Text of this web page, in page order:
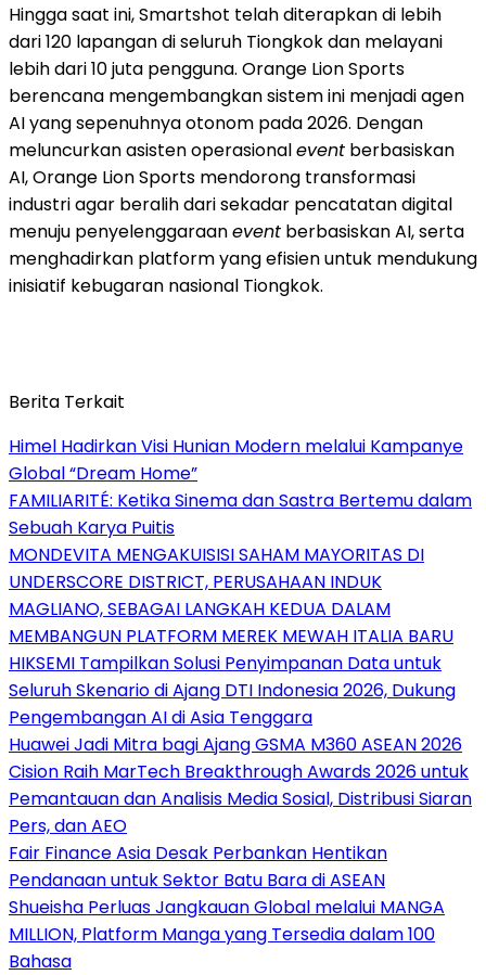
Hingga saat ini, Smartshot telah diterapkan di lebih
dari 120 lapangan di seluruh Tiongkok dan melayani
lebih dari 10 juta pengguna. Orange Lion Sports
berencana mengembangkan sistem ini menjadi agen
AI yang sepenuhnya otonom pada 2026. Dengan
meluncurkan asisten operasionalevent berbasiskan
AI, Orange Lion Sports mendorong transformasi
industri agar beralih dari sekadar pencatatan digital
menuju penyelenggaraanevent berbasiskan AI, serta
menghadirkan platform yang efisien untuk mendukung
inisiatif kebugaran nasional Tiongkok.
Berita Terkait
Himel Hadirkan Visi Hunian Modern melalui Kampanye
Global “Dream Home”
FAMILIARITÉ: Ketika Sinema dan Sastra Bertemu dalam
Sebuah Karya Puitis
MONDEVITA MENGAKUISISI SAHAM MAYORITAS DI
UNDERSCORE DISTRICT, PERUSAHAAN INDUK
MAGLIANO, SEBAGAI LANGKAH KEDUA DALAM
MEMBANGUN PLATFORM MEREK MEWAH ITALIA BARU
HIKSEMI Tampilkan Solusi Penyimpanan Data untuk
Seluruh Skenario di Ajang DTI Indonesia 2026, Dukung
Pengembangan AI di Asia Tenggara
Huawei Jadi Mitra bagi Ajang GSMA M360 ASEAN 2026
Cision Raih MarTech Breakthrough Awards 2026 untuk
Pemantauan dan Analisis Media Sosial, Distribusi Siaran
Pers, dan AEO
Fair Finance Asia Desak Perbankan Hentikan
Pendanaan untuk Sektor Batu Bara di ASEAN
Shueisha Perluas Jangkauan Global melalui MANGA
MILLION, Platform Manga yang Tersedia dalam 100
Bahasa